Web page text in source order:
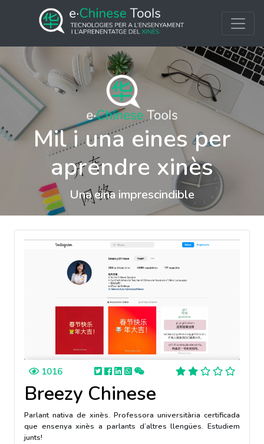
Mil i una eines per
aprendre xinès
Una eina imprescindible
1016
Breezy Chinese
Parlant nativa de xinès. Professora universitària certificada
que ensenya xinès a parlants d’altres llengües. Estudiem
junts!